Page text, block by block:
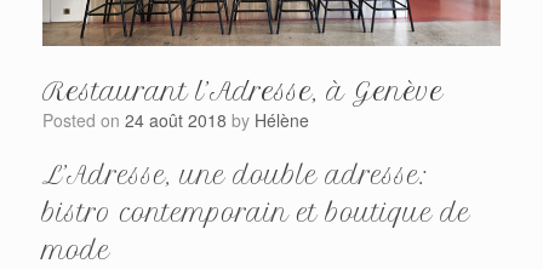
Restaurant l’Adresse, à Genève
Posted on 24 août 2018 by Hélène
L’Adresse, une double adresse:
bistro contemporain et boutique de
mode